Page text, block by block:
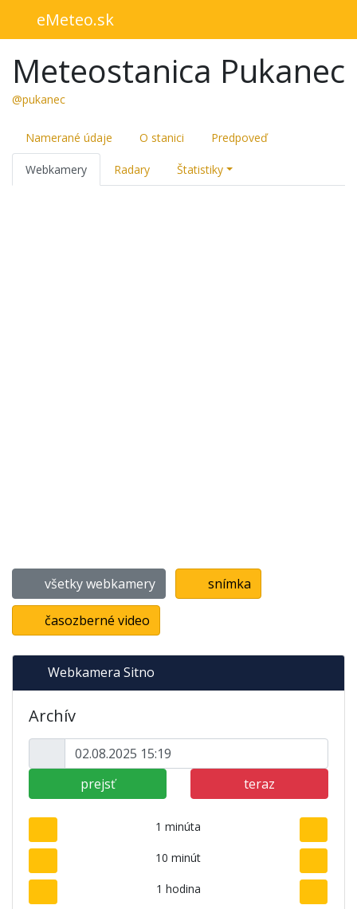
eMeteo.sk
Meteostanica Pukanec
@pukanec
Namerané údaje O stanici Predpoveď
Webkamery Radary Štatistiky
všetky webkamery snímka
časozberné video
Webkamera Sitno
Archív
prejsť teraz
1 minúta
10 minút
1 hodina